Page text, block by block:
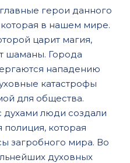
герои данного
которая в нашем мире.
царит магия,
шаманы. Города
нападению
катастрофы
для общества.
духами люди создали
которая
загробного мира. Во
духовных